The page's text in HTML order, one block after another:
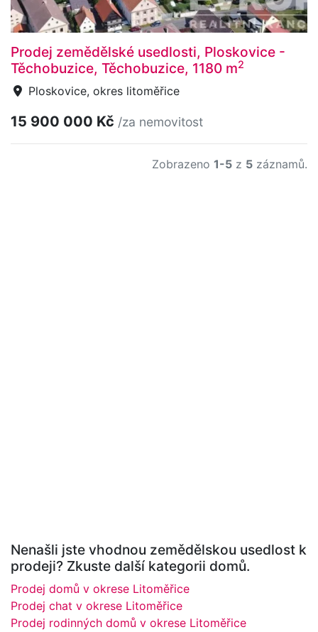
Prodej zemědělské usedlosti, Ploskovice -
Těchobuzice, Těchobuzice, 1180 m2
Ploskovice, okres litoměřice
15 900 000 Kč /za nemovitost
Zobrazeno 1-5 z 5 záznamů.
Nenašli jste vhodnou zemědělskou usedlost k
prodeji? Zkuste další kategorii domů.
Prodej domů v okrese Litoměřice
Prodej chat v okrese Litoměřice
Prodej rodinných domů v okrese Litoměřice